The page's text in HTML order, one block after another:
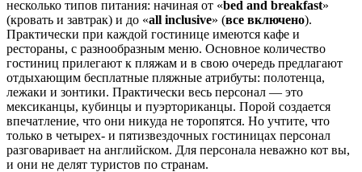
несколько типов питания: начиная от «bed and breakfast»
(кровать и завтрак) и до «all inclusive» (все включено).
Практически при каждой гостинице имеются кафе и
рестораны, с разнообразным меню. Основное количество
гостиниц прилегают к пляжам и в свою очередь предлагают
отдыхающим бесплатные пляжные атрибуты: полотенца,
лежаки и зонтики. Практически весь персонал — это
мексиканцы, кубинцы и пуэрториканцы. Порой создается
впечатление, что они никуда не торопятся. Но учтите, что
только в четырех- и пятизвездочных гостиницах персонал
разговаривает на английском. Для персонала неважно кот вы,
и они не делят туристов по странам.